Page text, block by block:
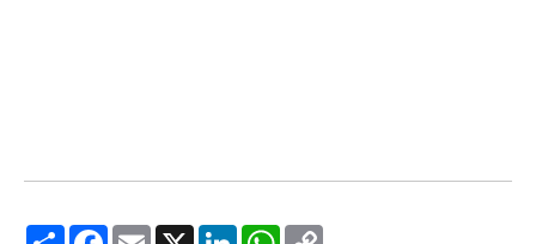
Share Facebook Email LinkedIn WhatsApp